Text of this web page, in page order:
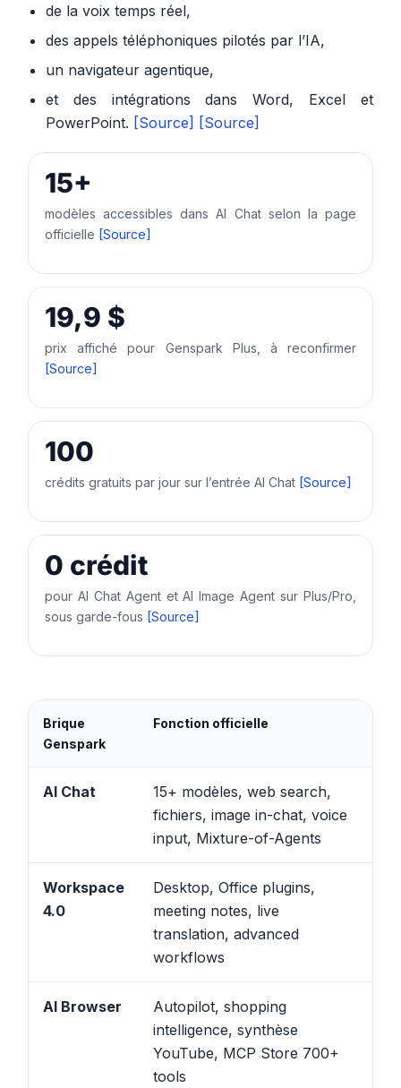
de la voix temps réel,
des appels téléphoniques pilotés par l’IA,
un navigateur agentique,
et des intégrations dans Word, Excel et
PowerPoint. [Source] [Source]
15+
modèles accessibles dans AI Chat selon la page
officielle [Source]
19,9 $
prix affiché pour Genspark Plus, à reconfirmer
[Source]
100
crédits gratuits par jour sur l’entrée AI Chat [Source]
0 crédit
pour AI Chat Agent et AI Image Agent sur Plus/Pro,
sous garde-fous [Source]
Brique
Genspark
Fonction officielle
AI Chat
15+ modèles, web search,
fichiers, image in-chat, voice
input, Mixture-of-Agents
Workspace
4.0
Desktop, Office plugins,
meeting notes, live
translation, advanced
workflows
AI Browser
Autopilot, shopping
intelligence, synthèse
YouTube, MCP Store 700+
tools